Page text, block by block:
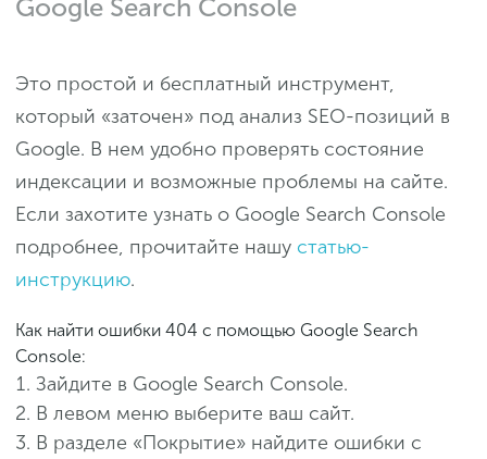
Google Search Console
Это простой и бесплатный инструмент,
который «заточен» под анализ SEO-позиций в
Google. В нем удобно проверять состояние
индексации и возможные проблемы на сайте.
Если захотите узнать о Google Search Console
подробнее, прочитайте нашу статью-
инструкцию.
Как найти ошибки 404 с помощью Google Search
Console:
Зайдите в Google Search Console.
В левом меню выберите ваш сайт.
В разделе «Покрытие» найдите ошибки с